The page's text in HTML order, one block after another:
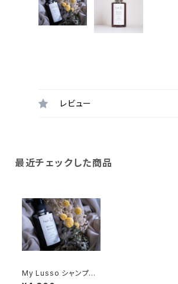
レビュー
最近チェックした商品
My Lusso シャンプ
ー 02 300ml